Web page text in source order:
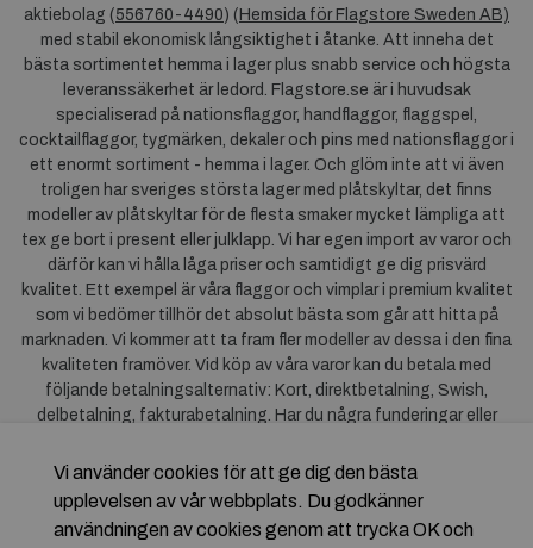
aktiebolag (556760-4490) ( Hemsida för Flagstore Sweden AB)
med stabil ekonomisk långsiktighet i åtanke. Att inneha det
bästa sortimentet hemma i lager plus snabb service och högsta
leveranssäkerhet är ledord. Flagstore.se är i huvudsak
specialiserad på nationsflaggor, handflaggor, flaggspel,
cocktailflaggor, tygmärken, dekaler och pins med nationsflaggor i
ett enormt sortiment - hemma i lager. Och glöm inte att vi även
troligen har sveriges största lager med plåtskyltar, det finns
modeller av plåtskyltar för de flesta smaker mycket lämpliga att
tex ge bort i present eller julklapp. Vi har egen import av varor och
därför kan vi hålla låga priser och samtidigt ge dig prisvärd
kvalitet. Ett exempel är våra flaggor och vimplar i premium kvalitet
som vi bedömer tillhör det absolut bästa som går att hitta på
marknaden. Vi kommer att ta fram fler modeller av dessa i den fina
kvaliteten framöver. Vid köp av våra varor kan du betala med
följande betalningsalternativ: Kort, direktbetalning, Swish,
delbetalning, fakturabetalning. Har du några funderingar eller
dig till oss. För frågor kring Klarna kan duklicka här
Vi använder cookies för att ge dig den bästa
upplevelsen av vår webbplats. Du godkänner
användningen av cookies genom att trycka OK och